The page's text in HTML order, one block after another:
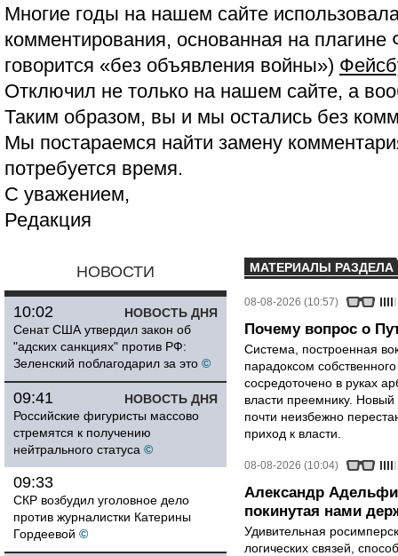
Многие годы на нашем сайте
комментирования, основанная на
говорится «без объявления войны»)
Отключил не только на нашем сайте, а
Таким образом, вы и мы остались без
Мы постараемся найти замену
потребуется время.
С уважением,
Редакция
НОВОСТИ
НОВОСТЬ ДНЯ
10:02
Сенат США утвердил закон об
"адских санкциях" против РФ:
Зеленский поблагодарил за это ©
НОВОСТЬ ДНЯ
09:41
Российские фигуристы массово
стремятся к получению
нейтрального статуса ©
09:33
СКР возбудил уголовное дело
против журналистки Катерины
Гордеевой ©
МАТЕРИАЛЫ РАЗДЕЛА
08-08-2026 (10:57)
Почему вопрос о
Система, построенная
парадоксом
сосредоточено в руках
власти преемнику.
почти неизбежно
приход к власти.
08-08-2026 (10:04)
Александр
покинутая нами
Удивительная
логических связей,